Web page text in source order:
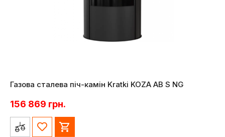
Газова сталева піч-камін Kratki KOZA AB S NG
156 869 грн.